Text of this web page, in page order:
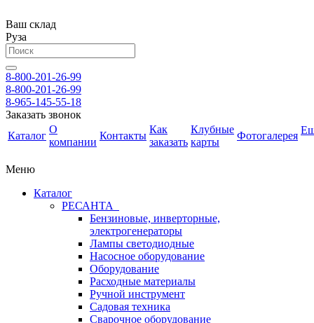
Ваш склад
Руза
8-800-201-26-99
8-800-201-26-99
8-965-145-55-18
Заказать звонок
Каталог
О
компании
Контакты
Как
заказать
Клубные
карты
Фотогалерея
Меню
Каталог
РЕСАНТА
Бензиновые, инверторные,
электрогенераторы
Лампы светодиодные
Насосное оборудование
Оборудование
Расходные материалы
Ручной инструмент
Садовая техника
Сварочное оборудование